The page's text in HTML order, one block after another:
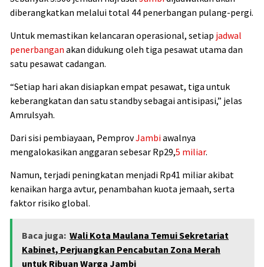
diberangkatkan melalui total 44 penerbangan pulang-pergi.
Untuk memastikan kelancaran operasional, setiap jadwal
penerbangan akan didukung oleh tiga pesawat utama dan
satu pesawat cadangan.
“Setiap hari akan disiapkan empat pesawat, tiga untuk
keberangkatan dan satu standby sebagai antisipasi,” jelas
Amrulsyah.
Dari sisi pembiayaan, PemprovJambiawalnya
mengalokasikan anggaran sebesar Rp29,5 miliar.
Namun, terjadi peningkatan menjadi Rp41 miliar akibat
kenaikan harga avtur, penambahan kuota jemaah, serta
faktor risiko global.
Baca juga: Wali Kota Maulana Temui Sekretariat
Kabinet, Perjuangkan Pencabutan Zona Merah
untuk Ribuan Warga Jambi